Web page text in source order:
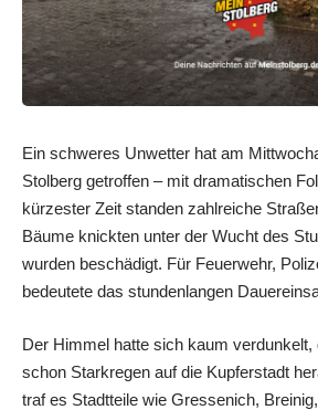
Ein schweres Unwetter hat am
Stolberg getroffen – mit dramatischen
kürzester Zeit standen zahlreiche
Bäume knickten unter der Wucht des
wurden beschädigt. Für Feuerwehr,
bedeutete das stundenlangen
Der Himmel hatte sich kaum verdunkelt,
schon Starkregen auf die Kupferstadt
traf es Stadtteile wie Gressenich,